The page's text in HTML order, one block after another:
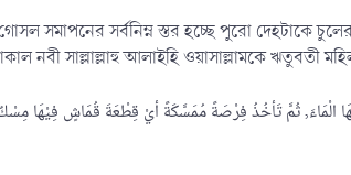
সমাপনের সর্বনিম্ন স্তর হচ্ছে পুরো দেহটাকে
নবী সাল্লাল্লাহু আলাইহি ওয়াসাল্লামকে ঋতুবতী